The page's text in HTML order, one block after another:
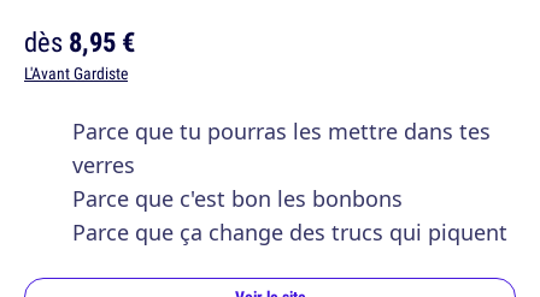
dès8,95 €
L'Avant Gardiste
Parce que tu pourras les mettre dans tes
verres
Parce que c'est bon les bonbons
Parce que ça change des trucs qui piquent